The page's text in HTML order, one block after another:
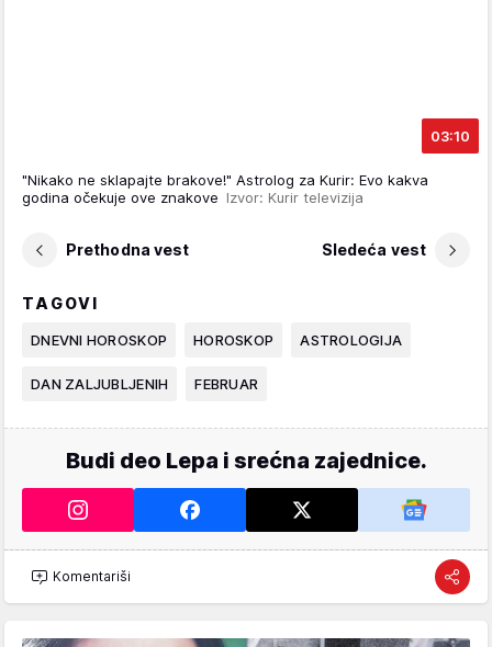
03:10
"Nikako ne sklapajte brakove!" Astrolog za Kurir: Evo kakva
godina očekuje ove znakove Izvor: Kurir televizija
Prethodna vest Sledeća vest
TAGOVI
DNEVNI HOROSKOP HOROSKOP ASTROLOGIJA
DAN ZALJUBLJENIH FEBRUAR
Budi deo Lepa i srećna zajednice.
Komentariši